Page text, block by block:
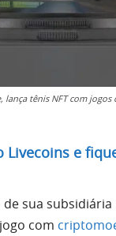
lança tênis NFT com
Livecoins e
sua subsidiária
com